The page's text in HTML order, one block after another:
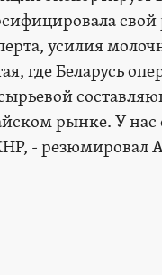
усилия
где Беларусь
рынке. У нас
- резюмировал